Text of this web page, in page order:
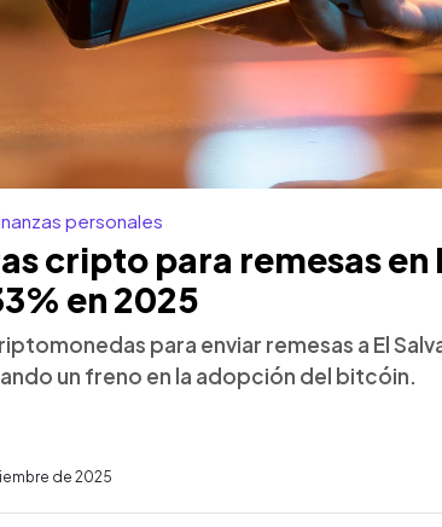
personales
cripto para remesas en
en 2025
para enviar remesas a El
un freno en la adopción del bitcóin.
de 2025